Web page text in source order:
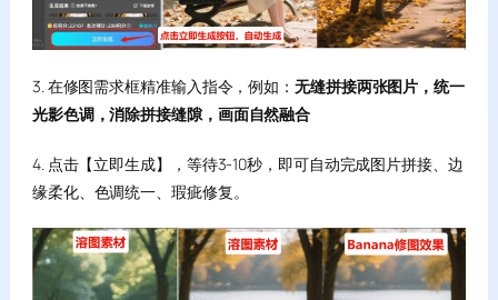
3. 在修图需求框精准输入指令，例如：无缝拼接两张图片，统一
光影色调，消除拼接缝隙，画面自然融合
4. 点击【立即生成】，等待3-10秒，即可自动完成图片拼接、边
缘柔化、色调统一、瑕疵修复。